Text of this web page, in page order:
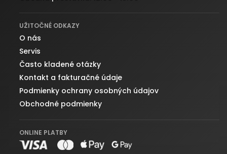
UŽITOČNÉ ODKAZY
O nás
Servis
Často kladené otázky
Kontakt a fakturačné údaje
Podmienky ochrany osobných údajov
Obchodné podmienky
ONLINE PLATBY